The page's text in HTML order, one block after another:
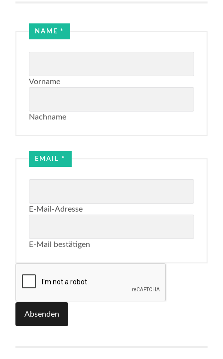
Name
Email
NAME*
Vorname
Nachname
EMAIL*
E-Mail-Adresse
E-Mail bestätigen
Absenden